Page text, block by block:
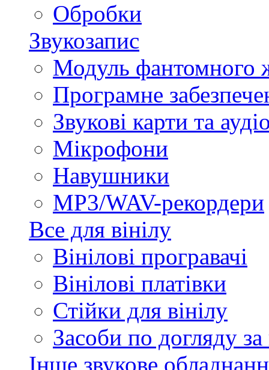
Обробки
Звукозапис
Модуль фантомного
Програмне
Звукові карти та
Мікрофони
Навушники
MP3/WAV-рекордери
Все для вінілу
Вінілові програвачі
Вінілові платівки
Стійки для вінілу
Засоби по догляду за
Інше звукове